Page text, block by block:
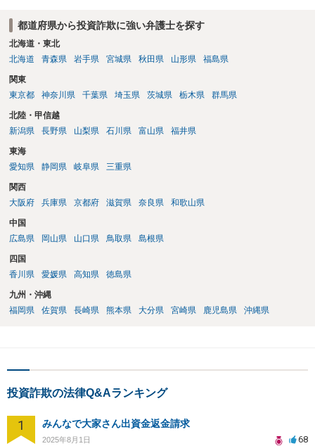
ことが望ましい）ことになります。 残高が乏しい口座開設者に対して
は、幇助による共同不法行為責任を理由に内容証明郵便を送ったり提
訴したりすることが多いですが、金に困って口座を譲渡した人も多
までやるかどうかの検討も必要になるでしょう。なお、近時は、副業
名目に口座を騙し取られたとか不正アクセス等による口座情報を盗取
された等の事案もあり、口座名義人の過失責任を問うことが微妙な事
士へ依頼して同じ口座からの回収に動いている可能性が高いというこ
とです。そのため、とにかく他の被害者に先んじて回収できるか、そ
うでなくても配当手続に加わることができるかどうかが重要になりま
案では、被害者の誰かが公告期間満了前に仮差押えや差押えをしてし
まうケースが多いでしょう。なお、振り込め詐欺救済法の規定では、
凍結された預金の公告期間満了までに被害者が預金の仮差押えや差押
えをすると被害分配手続は中止になってしまうため、配当を待つとい
必要があるわけです。 上記のような、投資詐欺の実情や処理方針を的
確に説明できているかどうかが、弁護士を信頼できるかどうかのポイ
ントになるでしょう。
都道府県から投資詐欺に強い弁護士を探す
北海道・東北
北海道
青森県 岩手県 宮城県 秋田県 山形県 福島県
関東
東京都
神奈川県 千葉県 埼玉県 茨城県 栃木県 群馬県
北陸・甲信越
新潟県
長野県 山梨県 石川県 富山県 福井県
東海
愛知県
静岡県 岐阜県 三重県
関西
大阪府
兵庫県 京都府 滋賀県 奈良県 和歌山県
中国
広島県
岡山県 山口県 鳥取県 島根県
四国
香川県
愛媛県 高知県 徳島県
九州・沖縄
福岡県
佐賀県 長崎県 熊本県 大分県 宮崎県 鹿児島県 沖縄県
投資詐欺の法律Q&Aランキング
1 みんなで大家さん出資金返金請求
2025年8月1日 68